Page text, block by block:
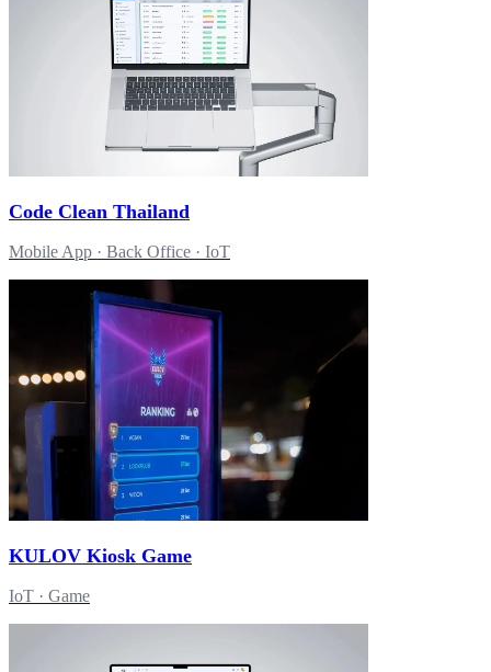
Code Clean Thailand
Mobile App · Back Office · IoT
KULOV Kiosk Game
IoT · Game